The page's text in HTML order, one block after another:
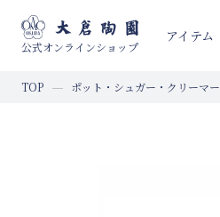
公式オンラインショップ
アイテム
TOP ポット・シュガー・クリーマー